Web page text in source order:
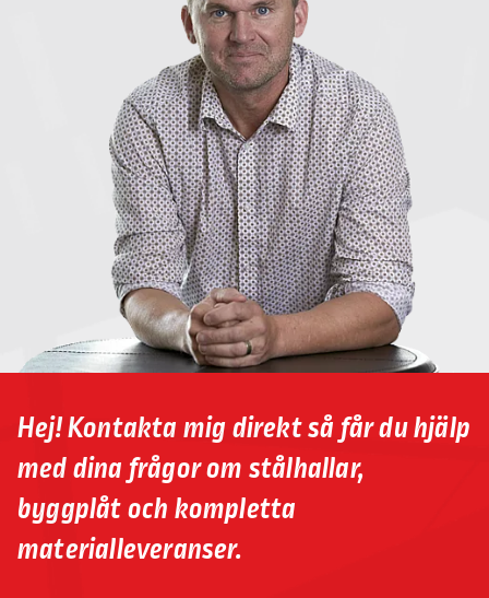
Hej! Kontakta mig direkt så får du hjälp
med dina frågor om stålhallar,
byggplåt och kompletta
materialleveranser.